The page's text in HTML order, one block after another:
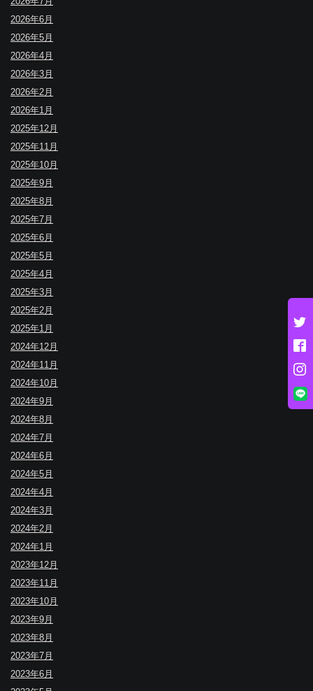
2026年6月
2026年5月
2026年4月
2026年3月
2026年2月
2026年1月
2025年12月
2025年11月
2025年10月
2025年9月
2025年8月
2025年7月
2025年6月
2025年5月
2025年4月
2025年3月
2025年2月
2025年1月
2024年12月
2024年11月
2024年10月
2024年9月
2024年8月
2024年7月
2024年6月
2024年5月
2024年4月
2024年3月
2024年2月
2024年1月
2023年12月
2023年11月
2023年10月
2023年9月
2023年8月
2023年7月
2023年6月